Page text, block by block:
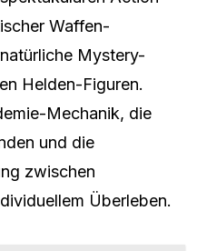
Waffen-
Mystery-
Helden-Figuren.
Mechanik, die
und die
zwischen
Überleben.